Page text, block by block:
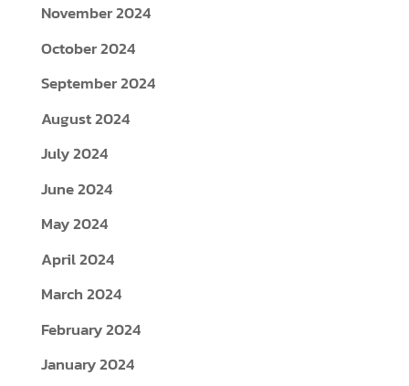
November 2024
October 2024
September 2024
August 2024
July 2024
June 2024
May 2024
April 2024
March 2024
February 2024
January 2024